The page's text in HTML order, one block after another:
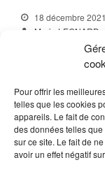
Pour offrir les
telles que les cookies
appareils. Le fait de
des données telles
sur ce site. Le fait de
avoir un effet négatif
18 décembre 2021
Marie LEONARD
Conversations